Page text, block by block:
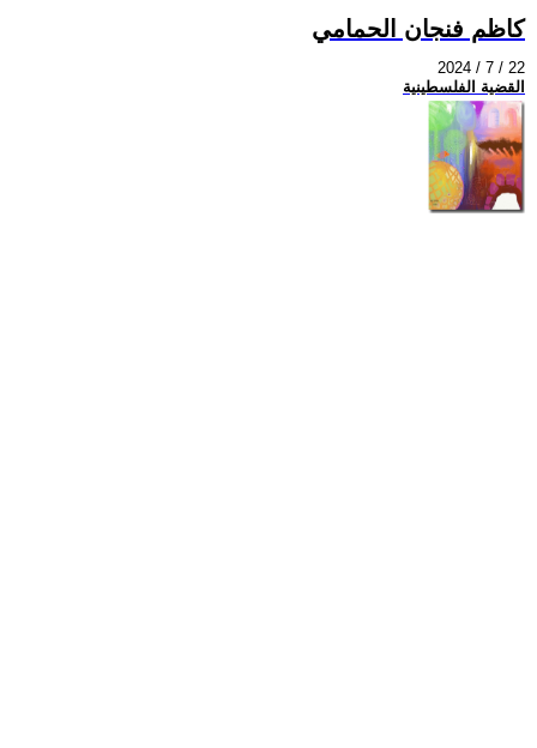
كاظم فنجان الحمامي
2024 / 7 / 22
القضية الفلسطينية